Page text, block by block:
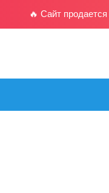
🔥 Сайт продается